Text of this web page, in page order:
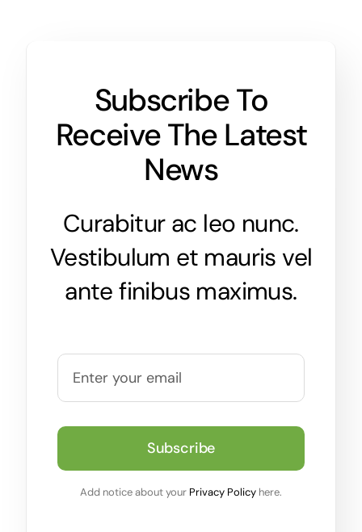
Subscribe To
Receive The Latest
News
Curabitur ac leo nunc.
Vestibulum et mauris vel
ante finibus maximus.
Subscribe
Add notice about your Privacy Policy here.